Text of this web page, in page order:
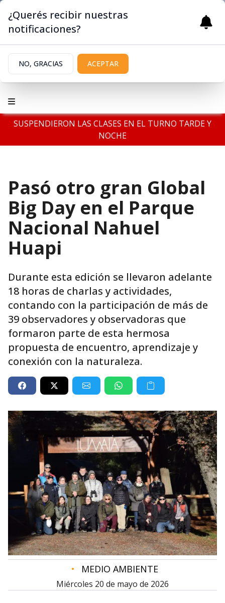
SUSPENDIERON LAS CLASES EN EL TURNO TARDE Y
NOCHE
Pasó otro gran Global
Big Day en el Parque
Nacional Nahuel
Huapi
Durante esta edición se llevaron adelante
18 horas de charlas y actividades,
contando con la participación de más de
39 observadores y observadoras que
formaron parte de esta hermosa
propuesta de encuentro, aprendizaje y
conexión con la naturaleza.
• MEDIO AMBIENTE
miércoles 20 de mayo de 2026
¿Querés recibir nuestras
notificaciones?
NO, GRACIAS ACEPTAR